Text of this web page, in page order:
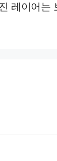
레이어는